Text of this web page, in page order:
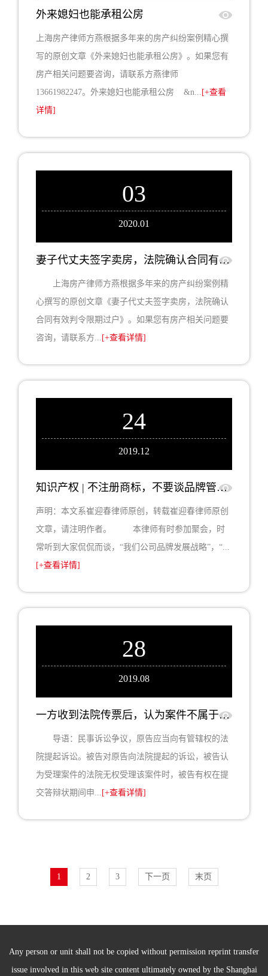
外来媳妇也能承租公房
上海房产律师方燕根据多年来的房产纠纷案例精心撰
写的原创文章《外来媳妇也能承租公房》。如果您有
房产相关问题要咨询，请联系方燕律师
13661982247。外来媳妇也能承租公房 &n... [+查看
详情]
03
2020.01
妻子代丈夫签字卖房，法院确认合同有效判令限期过户
上海房产律师方燕根据多年来的房产纠纷案例精
心撰写的原创文章《妻子代丈夫签字卖房，法院确认
合同有效判令限期过户》。如果您有房产相关问题要
咨询，请联系方... [+查看详情]
24
2019.12
知识产权 | 不注册商标，不要谈品牌管理！一针见血！
声明：本文系崔迎春律师原创，转载崔迎春律师原创
文章，请注明作者。 本律师有时参加聚会，时
常听到大家侃侃而谈，“我们公司品牌发展战略”，“...
[+查看详情]
28
2019.08
一方收到法院传票后，认为案件不属于本院管辖，有权提出管辖权异议
导语：民事诉讼争议，原告应当向有管辖权的法
院提起诉讼。被告对原告向法院提起的诉讼，被告认
为受理案件的法院无权受理该案件时，被告有权在提
交答辩状期间申... [+查看详情]
1 2 3 下一页 末页
Any person or unit shall not be copied without permission reprint transfer
issue involved in this web site content ultimately owned by the Shanghai